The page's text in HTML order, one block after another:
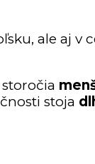
ale aj v
stoja